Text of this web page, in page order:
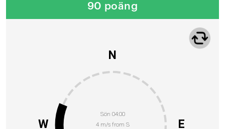
90 poäng
Sön 04:00
4 m/s from S
N
E
W